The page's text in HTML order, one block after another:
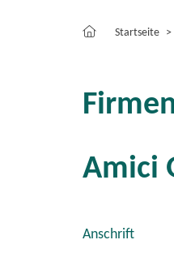
Startseite
Amici
Anschrift